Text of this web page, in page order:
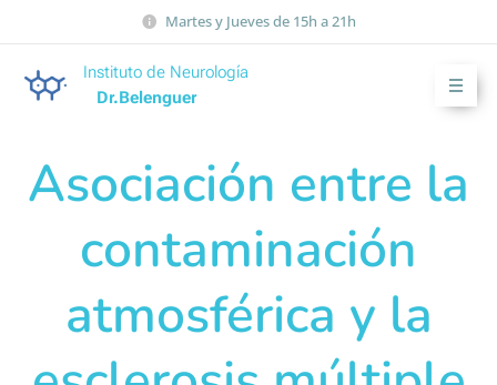
Martes y Jueves de 15h a 21h
Instituto de Neurología
Dr.Belenguer
Asociación entre la
contaminación
atmosférica y la